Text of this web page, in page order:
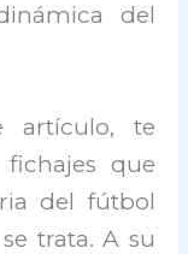
del
artículo, te
que
del fútbol
trata. A su